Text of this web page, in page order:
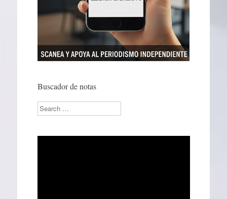
Buscador de notas
Search